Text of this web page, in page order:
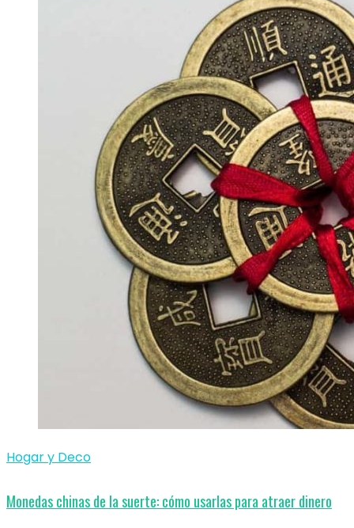
Hogar y Deco
Monedas chinas de la suerte: cómo usarlas para atraer dinero